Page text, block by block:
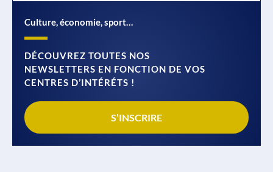
Culture, économie, sport…
DÉCOUVREZ TOUTES NOS
NEWSLETTERS EN FONCTION DE VOS
CENTRES D’INTÉRÉTS !
S’INSCRIRE